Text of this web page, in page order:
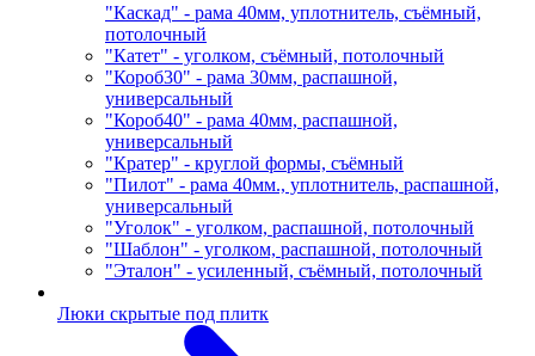
"Каскад" - рама 40мм, уплотнитель, съёмный,
потолочный
"Катет" - уголком, съёмный, потолочный
"Короб30" - рама 30мм, распашной,
универсальный
"Короб40" - рама 40мм, распашной,
универсальный
"Кратер" - круглой формы, съёмный
"Пилот" - рама 40мм., уплотнитель, распашной,
универсальный
"Уголок" - уголком, распашной, потолочный
"Шаблон" - уголком, распашной, потолочный
"Эталон" - усиленный, съёмный, потолочный
Люки скрытые под плитк